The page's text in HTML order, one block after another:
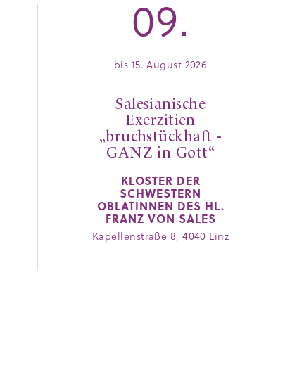
09.
bis 15. August 2026
Salesianische
Exerzitien
„bruchstückhaft -
GANZ in Gott“
KLOSTER DER
SCHWESTERN
OBLATINNEN DES HL.
FRANZ VON SALES
Kapellenstraße 8, 4040 Linz